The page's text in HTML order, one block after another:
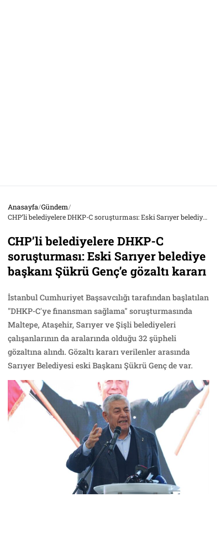
Anasayfa/Gündem/
CHP’li belediyelere DHKP-C soruşturması: Eski Sarıyer belediye başkanı Şükrü Genç’e gözaltı kararı
CHP’li belediyelere DHKP-C
soruşturması: Eski Sarıyer belediye
başkanı Şükrü Genç’e gözaltı kararı
İstanbul Cumhuriyet Başsavcılığı tarafından başlatılan
"DHKP-C'ye finansman sağlama" soruşturmasında
Maltepe, Ataşehir, Sarıyer ve Şişli belediyeleri
çalışanlarının da aralarında olduğu 32 şüpheli
gözaltına alındı. Gözaltı kararı verilenler arasında
Sarıyer Belediyesi eski Başkanı Şükrü Genç de var.